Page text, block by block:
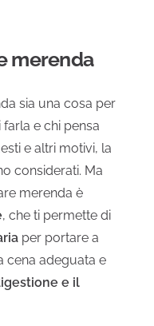
merenda
sia una cosa per
e chi pensa
e altri motivi, la
considerati. Ma
merenda è
, che ti permette di
per portare a
cena adeguata e
e il